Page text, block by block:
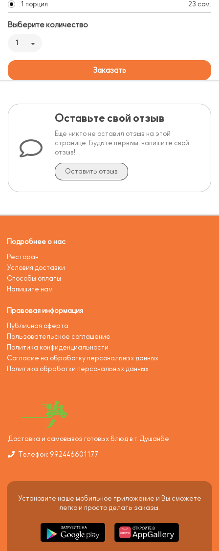
1 порция 23 сом.
Выберите количество
1
Заказать
Оставьте свой отзыв
Еще никто не оставил отзыв на этой
странице. Будьте первым, напишите свой
отзыв!
Оставить отзыв
Подробнее о нас
Ресторан
Условия доставки
Способы оплаты
Напишите нам
Правовая информация
Публичная оферта
Пользовательское соглашение
Политика конфиденциальности
Согласие на обработку персональных данных
Политика обработки персональных данных
Доставка и самовывоз готовых блюд в г. Душанбе
Телефон: 992446601177
Установите наше мобильное приложение и Вы сможете
легко и просто делать заказы.